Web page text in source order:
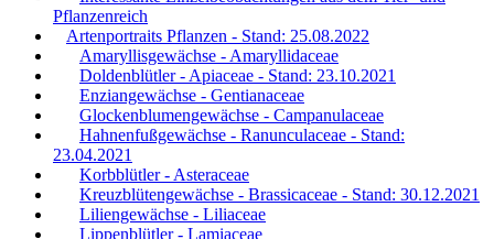
Pflanzenreich
Artenportraits Pflanzen - Stand: 25.08.2022
Amaryllisgewächse - Amaryllidaceae
Doldenblütler - Apiaceae - Stand: 23.10.2021
Enziangewächse - Gentianaceae
Glockenblumengewächse - Campanulaceae
Hahnenfußgewächse - Ranunculaceae - Stand:
23.04.2021
Korbblütler - Asteraceae
Kreuzblütengewächse - Brassicaceae - Stand: 30.12.2021
Liliengewächse - Liliaceae
Lippenblütler - Lamiaceae